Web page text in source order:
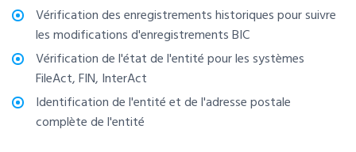
Vérification des enregistrements historiques pour suivre
les modifications d'enregistrements BIC
Vérification de l'état de l'entité pour les systèmes
FileAct, FIN, InterAct
Identification de l'entité et de l'adresse postale
complète de l'entité